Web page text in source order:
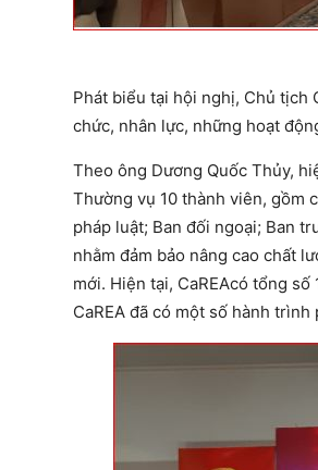
Phát biểu tại hội nghị, Chủ tịch
chức, nhân lực, những hoạt
Theo ông Dương Quốc Thủy,
Thường vụ 10 thành viên, gồm
pháp luật; Ban đối ngoại; Ban
nhằm đảm bảo nâng cao chất
mới. Hiện tại, CaREAcó tổng
CaREA đã có một số hành